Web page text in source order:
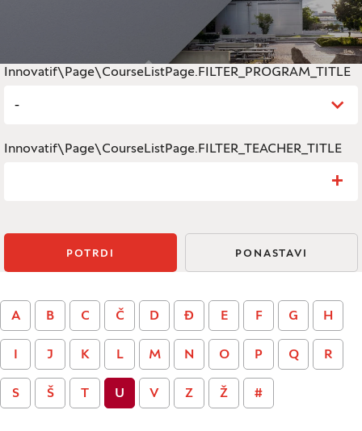
Innovatif\Page\CourseListPage.FILTER_PROGRAM_TITLE
-
Iskanje:
Innovatif\Page\CourseListPage.FILTER_TEACHER_TITLE
POTRDI PONASTAVI
A B C Č D Đ E F G H
J K L M N O P Q R
S Š T U V Z Ž #